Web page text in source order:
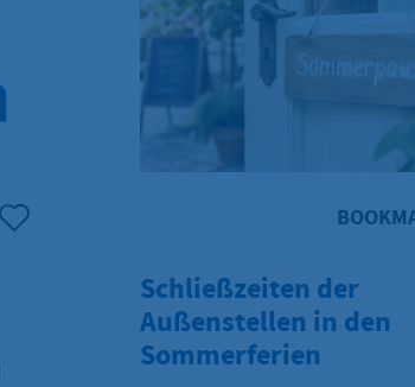
Schließzeiten der
Außenstellen in den
Sommerferien